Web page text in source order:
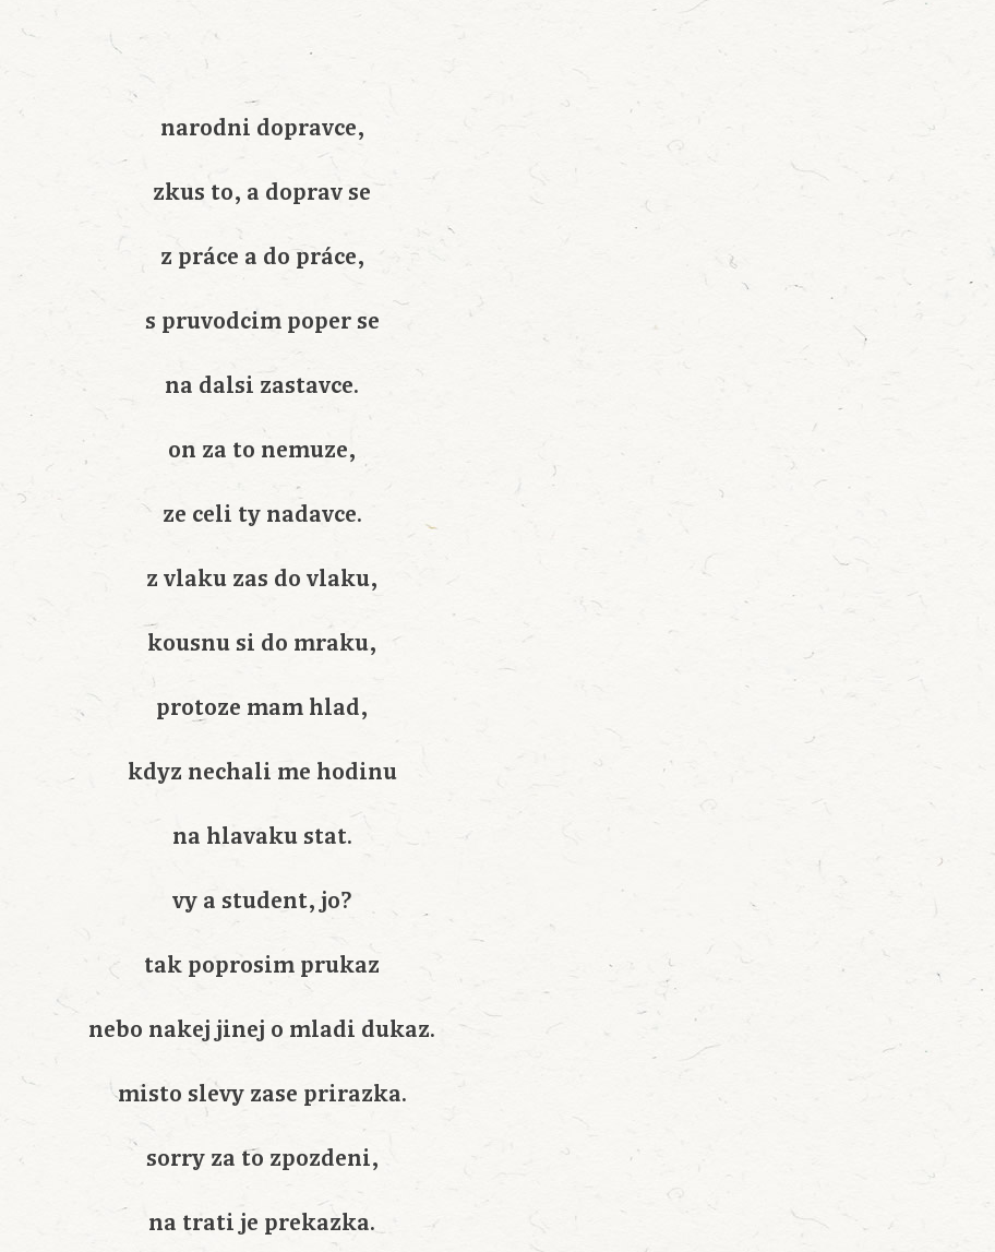
narodni dopravce,
zkus to, a doprav se
z práce a do práce,
s pruvodcim poper se
na dalsi zastavce.
on za to nemuze,
ze celi ty nadavce.
z vlaku zas do vlaku,
kousnu si do mraku,
protoze mam hlad,
kdyz nechali me hodinu
na hlavaku stat.
vy a student, jo?
tak poprosim prukaz
nebo nakej jinej o mladi dukaz.
misto slevy zase prirazka.
sorry za to zpozdeni,
na trati je prekazka.